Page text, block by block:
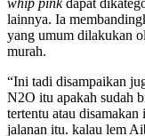
whip pinkdapat
lainnya. Ia
yang umum dilakukan
murah.
“Ini tadi disampaikan
N2O itu apakah sudah
tertentu atau
jalanan itu. kalau lem